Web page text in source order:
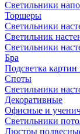
Светильники
Торшеры
Светильники
Светильник
Светильники
Бра
Подсветка картин
Споты
Светильники
Декоративные
Офисные и
Светильники
Люстры